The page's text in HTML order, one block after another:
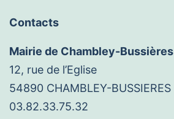
Contacts
Mairie de Chambley-Bussières
12, rue de l’Eglise
54890 CHAMBLEY-BUSSIERES
03.82.33.75.32